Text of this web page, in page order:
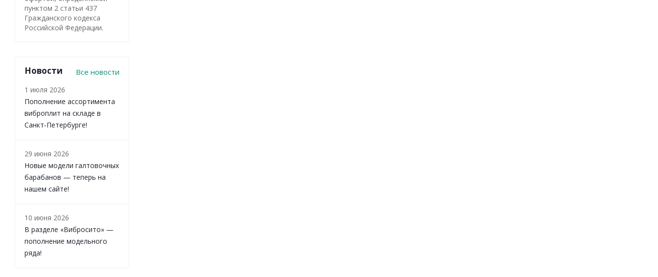
пунктом 2 статьи 437
Гражданского кодекса
Российской Федерации.
Новости Все новости
1 июля 2026
Пополнение ассортимента
виброплит на складе в
Санкт‑Петербурге!
29 июня 2026
Новые модели галтовочных
барабанов — теперь на
нашем сайте!
10 июня 2026
В разделе «Вибросито» —
пополнение модельного
ряда!